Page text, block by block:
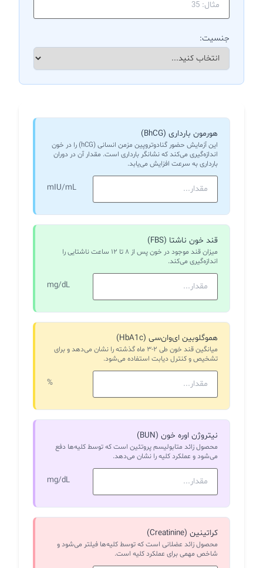
جنسیت:
هورمون بارداری (BhCG)
این آزمایش حضور گنادوتروپین مزمن انسانی (hCG) را در خون
اندازه‌گیری می‌کند که نشانگر بارداری است. مقدار آن در دوران
بارداری به سرعت افزایش می‌یابد.
mIU/mL
قند خون ناشتا (FBS)
میزان قند موجود در خون پس از ۸ تا ۱۲ ساعت ناشتایی را
اندازه‌گیری می‌کند.
mg/dL
هموگلوبین ای‌وان‌سی (HbA1c)
میانگین قند خون طی ۲-۳ ماه گذشته را نشان می‌دهد و برای
تشخیص و کنترل دیابت استفاده می‌شود.
%
نیتروژن اوره خون (BUN)
محصول زائد متابولیسم پروتئین است که توسط کلیه‌ها دفع
می‌شود و عملکرد کلیه را نشان می‌دهد.
mg/dL
کراتینین (Creatinine)
محصول زائد عضلانی است که توسط کلیه‌ها فیلتر می‌شود و
شاخص مهمی برای عملکرد کلیه است.